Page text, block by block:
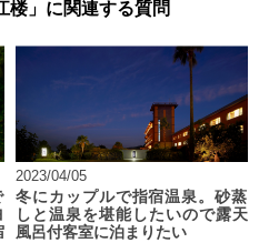
」に関連する質問
2023/04/05
冬にカップルで指宿温泉。砂蒸
しと温泉を堪能したいので露天
風呂付客室に泊まりたい